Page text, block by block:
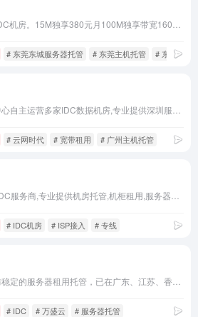
# 东莞东城服务器托管 # 东莞主机托管 # 东莞服务
# 云网时代 # 宽带租用 # 广州主机托管
# IDC机房 # ISP接入 # 专线
# IDC # 万盛云 # 服务器托管